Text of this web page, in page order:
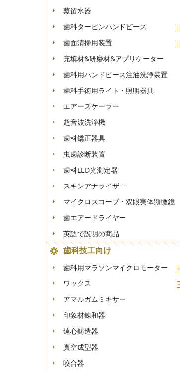
蒸留水器
歯科タービンハンドピース
歯面清掃用装置
充填材&研磨材&アプリケーター
歯科用ハンドピース注油洗浄装置
歯科手術用ライト・照明器具
エアースケーラー
超音波洗浄機
歯科矯正器具
虫歯診断装置
歯科LED光測定器
スキンアナライザー
マイクロスコープ・双眼実体顕微鏡
歯エアードライヤー
英語で説明の商品
歯科技工向け
歯科用マラソンマイクロモーター
ワックス
アマルガムミキサー
印象材錬和器
遠心鋳造器
真空成型器
咬合器